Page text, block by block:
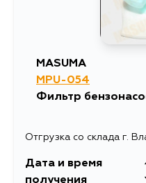
MASUMA
MPU-054
Фильтр
Отгрузка со склада г.
Дата и время
получения